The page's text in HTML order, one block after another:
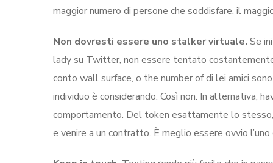
maggior numero di persone che soddisfare, il
Non dovresti essere uno stalker virtuale. Se
lady su Twitter, non essere tentato
conto wall surface, o the number of di lei amici
individuo è considerando. Così non. In alternativa,
comportamento. Del token esattamente lo stesso,
e venire a un contratto. È meglio essere ovvio